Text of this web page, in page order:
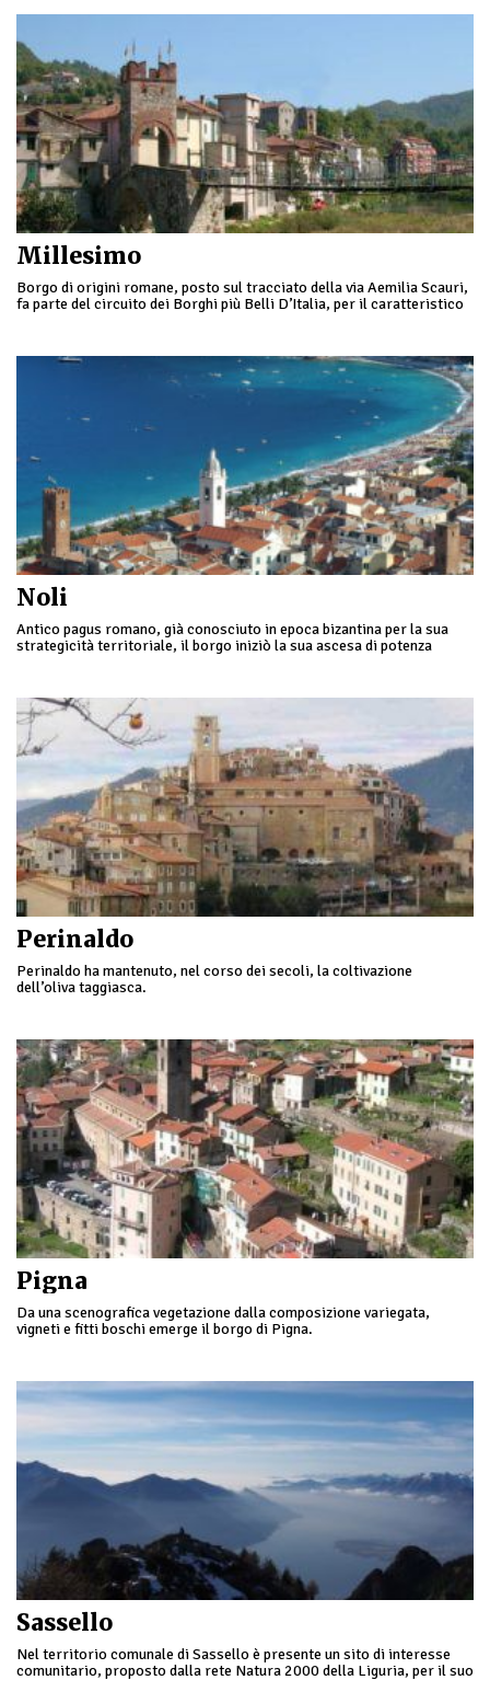
Millesimo
Borgo di origini romane, posto sul tracciato della via Aemilia Scauri,
fa parte del circuito dei Borghi più Belli D’Italia, per il caratteristico
Noli
Antico pagus romano, già conosciuto in epoca bizantina per la sua
strategicità territoriale, il borgo iniziò la sua ascesa di potenza
Perinaldo
Perinaldo ha mantenuto, nel corso dei secoli, la coltivazione
dell’oliva taggiasca.
Pigna
Da una scenografica vegetazione dalla composizione variegata,
vigneti e fitti boschi emerge il borgo di Pigna.
Sassello
Nel territorio comunale di Sassello è presente un sito di interesse
comunitario, proposto dalla rete Natura 2000 della Liguria, per il suo